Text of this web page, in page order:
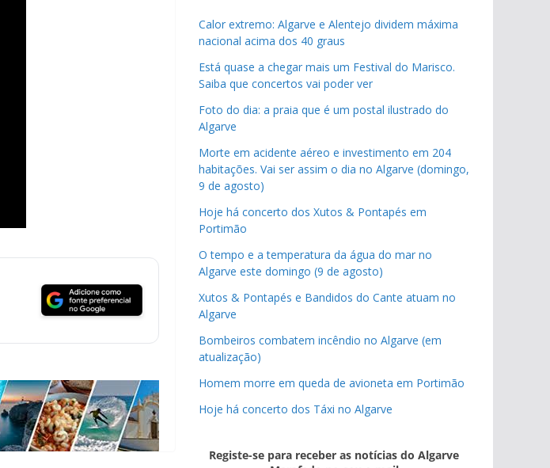
Calor extremo: Algarve e Alentejo dividem máxima
nacional acima dos 40 graus
Está quase a chegar mais um Festival do Marisco.
Saiba que concertos vai poder ver
Foto do dia: a praia que é um postal ilustrado do
Algarve
Morte em acidente aéreo e investimento em 204
habitações. Vai ser assim o dia no Algarve (domingo,
9 de agosto)
Hoje há concerto dos Xutos & Pontapés em
Portimão
O tempo e a temperatura da água do mar no
Algarve este domingo (9 de agosto)
Xutos & Pontapés e Bandidos do Cante atuam no
Algarve
Bombeiros combatem incêndio no Algarve (em
atualização)
Homem morre em queda de avioneta em Portimão
Hoje há concerto dos Táxi no Algarve
Registe-se para receber as notícias do Algarve